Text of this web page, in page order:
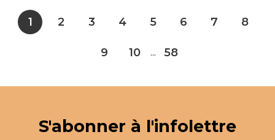
1 2 3 4 5 6 7 8
9 10 ... 58
S'abonner à l'infolettre